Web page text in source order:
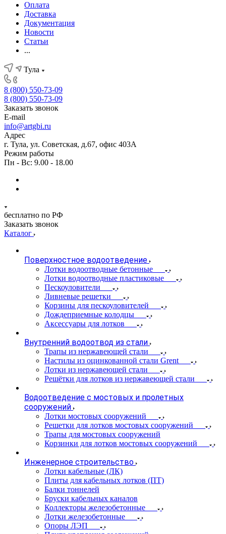
Оплата
Доставка
Документация
Новости
Статьи
...
Тула
8 (800) 550-73-09
8 (800) 550-73-09
Заказать звонок
E-mail
info@artgbi.ru
Адрес
г. Тула, ул. Советская, д.67, офис 403А
Режим работы
Пн - Вс: 9.00 - 18.00
бесплатно по РФ
Заказать звонок
Каталог
Поверхностное водоотведение
Лотки водоотводные бетонные
Лотки водоотводные пластиковые
Пескоуловители
Ливневые решетки
Корзины для пескоуловителей
Дождеприемные колодцы
Аксессуары для лотков
Внутренний водоотвод из стали
Трапы из нержавеющей стали
Настилы из оцинкованной стали Grent
Лотки из нержавеющей стали
Решётки для лотков из нержавеющей стали
Водоотведение с мостовых и пролетных
сооружений
Лотки мостовых сооружений
Решетки для лотков мостовых сооружений
Трапы для мостовых сооружений
Корзинки для лотков мостовых сооружений
Инженерное строительство
Лотки кабельные (ЛК)
Плиты для кабельных лотков (ПТ)
Балки тоннелей
Бруски кабельных каналов
Коллекторы железобетонные
Лотки железобетонные
Опоры ЛЭП